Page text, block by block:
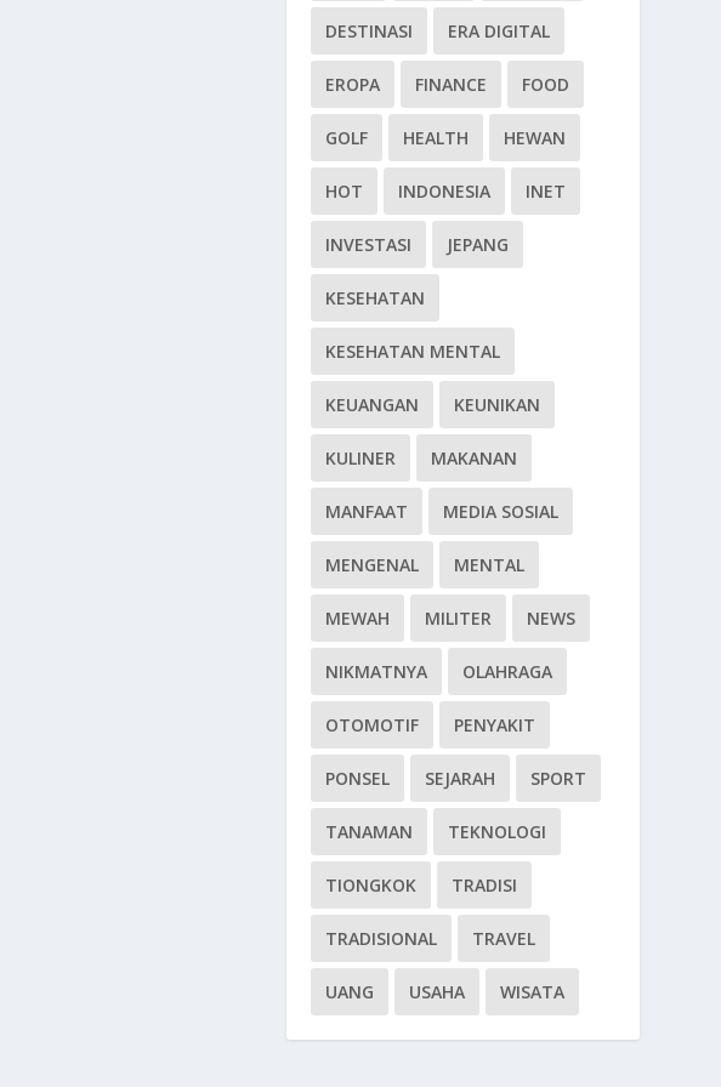
DESTINASI ERA DIGITAL
EROPA FINANCE FOOD
GOLF HEALTH HEWAN
HOT INDONESIA INET
INVESTASI JEPANG
KESEHATAN
KESEHATAN MENTAL
KEUANGAN KEUNIKAN
KULINER MAKANAN
MANFAAT MEDIA SOSIAL
MENGENAL MENTAL
MEWAH MILITER NEWS
NIKMATNYA OLAHRAGA
OTOMOTIF PENYAKIT
PONSEL SEJARAH SPORT
TANAMAN TEKNOLOGI
TIONGKOK TRADISI
TRADISIONAL TRAVEL
UANG USAHA WISATA